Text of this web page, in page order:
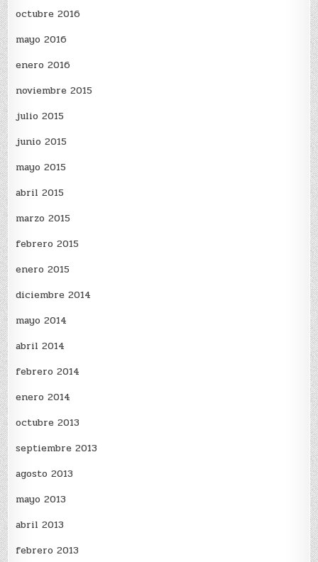
octubre 2016
mayo 2016
enero 2016
noviembre 2015
julio 2015
junio 2015
mayo 2015
abril 2015
marzo 2015
febrero 2015
enero 2015
diciembre 2014
mayo 2014
abril 2014
febrero 2014
enero 2014
octubre 2013
septiembre 2013
agosto 2013
mayo 2013
abril 2013
febrero 2013